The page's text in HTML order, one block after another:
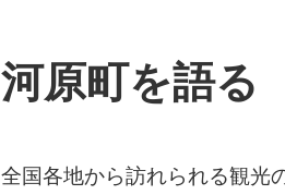
河原町を語る
全国各地から訪れられる観光